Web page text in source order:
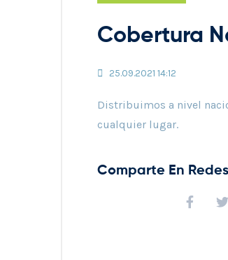
Cobertura
25.09.2021 14:12
Distribuimos a nivel
cualquier lugar.
Comparte En Redes